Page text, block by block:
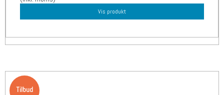
Vis produkt
Tilbud